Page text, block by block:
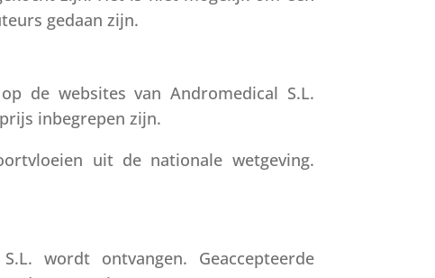
gedaan zijn.
de websites van Andromedical S.L.
inbegrepen zijn.
uit de nationale wetgeving.
wordt ontvangen. Geaccepteerde